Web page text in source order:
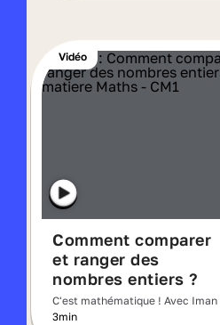
Vidéo
Comment comparer
et ranger des
nombres entiers ?
C'est mathématique ! Avec Iman
3min